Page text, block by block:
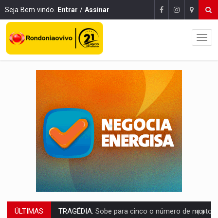
Seja Bem vindo. Entrar / Assinar
ÚLTIMAS TRANSPORTE DE ARROZ:MPF assegura cumprimento da legislação sobre transporte